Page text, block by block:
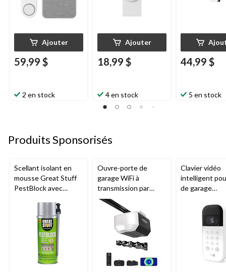
Ajouter
59,99 $
2 en stock
Ajouter
18,99 $
4 en stock
44,99 $
5 en stock
Produits Sponsorisés
Scellant isolant en
mousse Great Stuff
PestBlock avec
intelligent, usage
intérieur/extérieur, 12
Ouvre-porte de
garage WiFi à
transmission par
chaîne de 1/2 HP
Chamberlain
Clavier vidéo
intelligent
de garage
nocturne,
aux